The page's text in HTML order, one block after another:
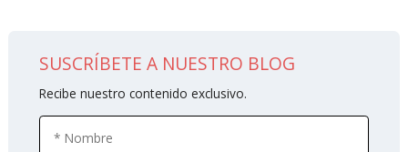
SUSCRÍBETE A NUESTRO BLOG
Recibe nuestro contenido exclusivo.